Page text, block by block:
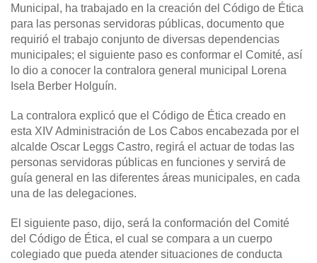
Municipal, ha trabajado en la creación del Código de Ética
para las personas servidoras públicas, documento que
requirió el trabajo conjunto de diversas dependencias
municipales; el siguiente paso es conformar el Comité, así
lo dio a conocer la contralora general municipal Lorena
Isela Berber Holguín.
La contralora explicó que el Código de Ética creado en
esta XIV Administración de Los Cabos encabezada por el
alcalde Oscar Leggs Castro, regirá el actuar de todas las
personas servidoras públicas en funciones y servirá de
guía general en las diferentes áreas municipales, en cada
una de las delegaciones.
El siguiente paso, dijo, será la conformación del Comité
del Código de Ética, el cual se compara a un cuerpo
colegiado que pueda atender situaciones de conducta